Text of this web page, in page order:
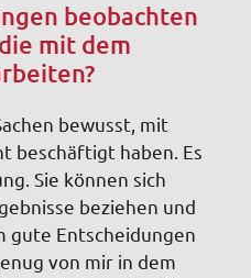
beobachten
mit dem
bewusst, mit
beschäftigt haben. Es
Sie können sich
beziehen und
gute Entscheidungen
von mir in dem